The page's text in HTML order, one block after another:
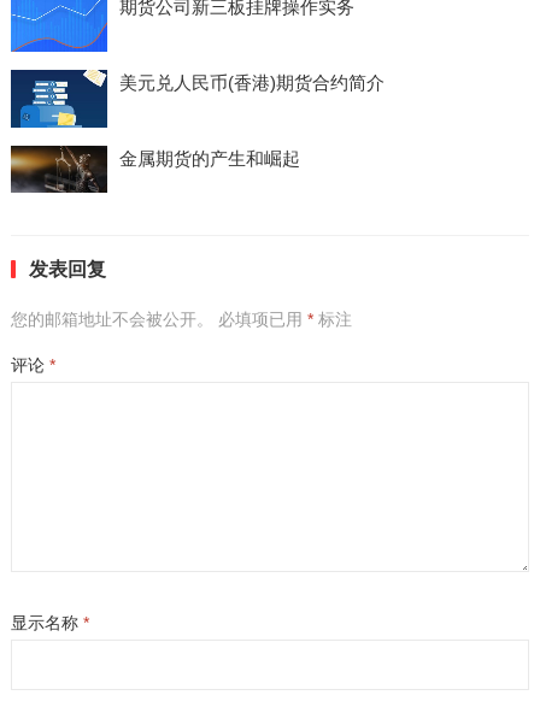
期货公司新三板挂牌操作实务
美元兑人民币(香港)期货合约简介
金属期货的产生和崛起
发表回复
您的邮箱地址不会被公开。 必填项已用 *标注
评论 *
显示名称 *